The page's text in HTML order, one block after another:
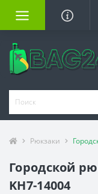
Рюкзаки
Городской
KH7-14004